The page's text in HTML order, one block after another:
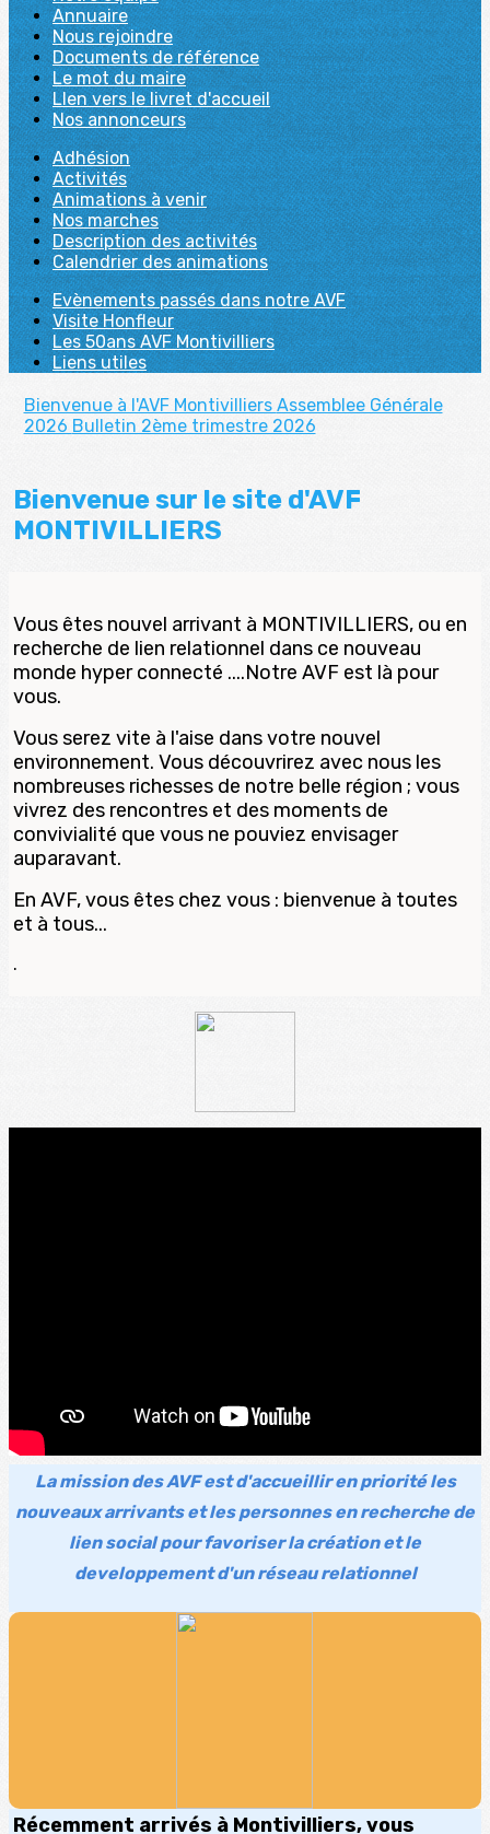
Annuaire
Nous rejoindre
Documents de référence
Le mot du maire
LIen vers le livret d'accueil
Nos annonceurs
Adhésion
Activités
Animations à venir
Nos marches
Description des activités
Calendrier des animations
Evènements passés dans notre AVF
Visite Honfleur
Les 50ans AVF Montivilliers
Liens utiles
Bienvenue à l'AVF Montivilliers Assemblee Générale
2026 Bulletin 2ème trimestre 2026
Bienvenue sur le site d'AVF
MONTIVILLIERS
Vous êtes nouvel arrivant à MONTIVILLIERS, ou en
recherche de lien relationnel dans ce nouveau
monde hyper connecté ....Notre AVF est là pour
vous.
Vous serez vite à l'aise dans votre nouvel
environnement. Vous découvrirez avec nous les
nombreuses richesses de notre belle région ; vous
vivrez des rencontres et des moments de
convivialité que vous ne pouviez envisager
auparavant.
En AVF, vous êtes chez vous : bienvenue à toutes
et à tous...
.
La mission des AVF est d'accueillir en priorité les
nouveaux arrivants et les personnes en recherche de
lien social pour favoriser la création et le
developpement d'un réseau relationnel
Récemment arrivés à Montivilliers, vous